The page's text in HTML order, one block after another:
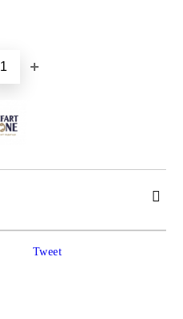
Tweet